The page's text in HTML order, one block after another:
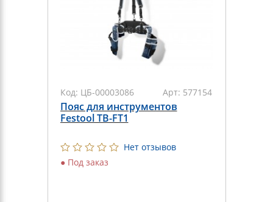
Код: ЦБ-00003086 Арт: 577154
Пояс для инструментов
Festool TB-FT1
Нет отзывов
● Под заказ